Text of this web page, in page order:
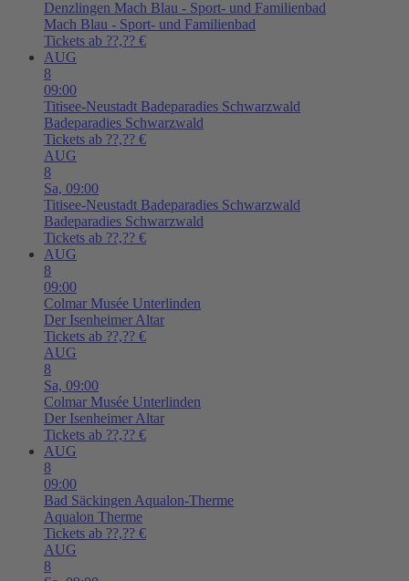
Denzlingen Mach Blau - Sport- und Familienbad
Mach Blau - Sport- und Familienbad
Tickets ab ??,?? €
AUG
8
09:00
Titisee-Neustadt Badeparadies Schwarzwald
Badeparadies Schwarzwald
Tickets ab ??,?? €
AUG
8
Sa, 09:00
Titisee-Neustadt Badeparadies Schwarzwald
Badeparadies Schwarzwald
Tickets ab ??,?? €
AUG
8
09:00
Colmar Musée Unterlinden
Der Isenheimer Altar
Tickets ab ??,?? €
AUG
8
Sa, 09:00
Colmar Musée Unterlinden
Der Isenheimer Altar
Tickets ab ??,?? €
AUG
8
09:00
Bad Säckingen Aqualon-Therme
Aqualon Therme
Tickets ab ??,?? €
AUG
8